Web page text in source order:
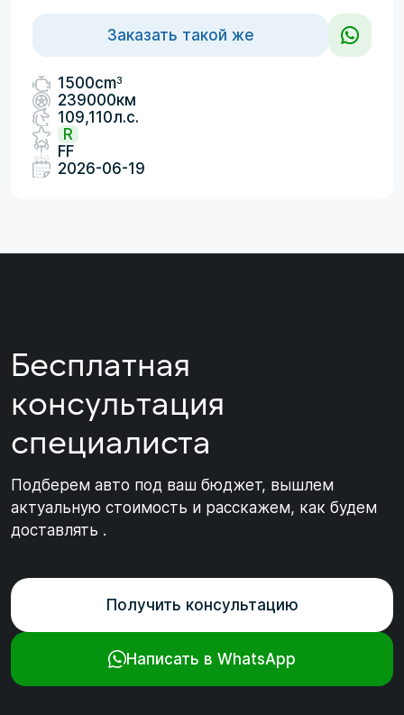
Заказать такой же
1500cm3
239000км
109,110л.с.
R
FF
2026-06-19
Бесплатная
консультация
специалиста
Подберем авто под ваш бюджет, вышлем
актуальную стоимость и расскажем, как будем
доставлять .
Получить консультацию
Написать в WhatsApp